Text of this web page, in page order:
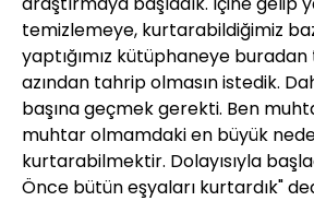
temizlemeye, kurtarabildiğimiz
yaptığımız kütüphaneye buradan
azından tahrip olmasın istedik.
başına geçmek gerekti. Ben
muhtar olmamdaki en büyük
kurtarabilmektir. Dolayısıyla
Önce bütün eşyaları kurtardık"